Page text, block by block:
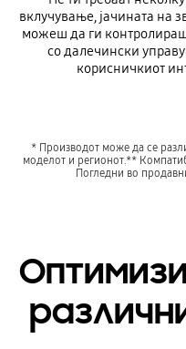
вклучување, јачината на
можеш да ги
со далечински
корисничкиот
* Производот може да се
моделот и регионот.**
Погледни во